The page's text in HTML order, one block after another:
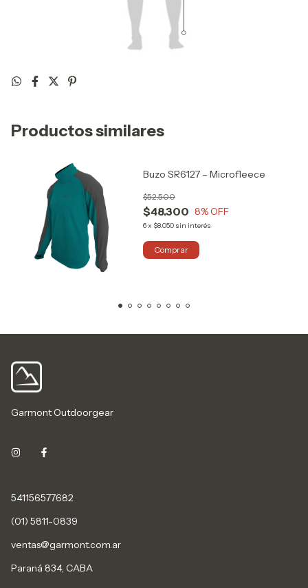
Productos similares
Buzo SR6127 – Microfleece
$48.300
$52.500
8% OFF
6x $8.050 sin interés
Comprar
Garmont Outdoorgear
541156577682
(01) 5811-0839
ventas@garmont.com.ar
Paraná 834, CABA